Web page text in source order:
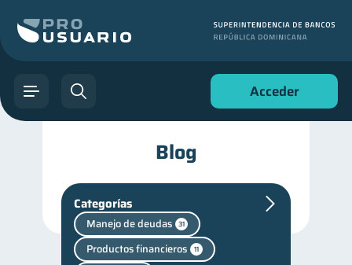
Acceder
Blog
Categorías
Manejo de deudas 31
Productos financieros 11